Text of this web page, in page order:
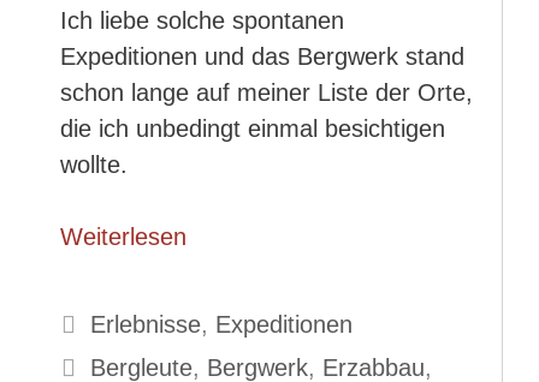
Ich liebe solche spontanen
Expeditionen und das Bergwerk stand
schon lange auf meiner Liste der Orte,
die ich unbedingt einmal besichtigen
wollte.
Weiterlesen
Kategorien
Erlebnisse, Expeditionen
Schlagwörter
Bergleute, Bergwerk, Erzabbau,